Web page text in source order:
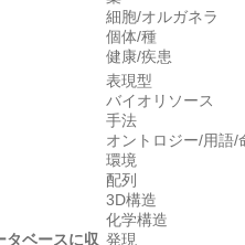
細胞/オルガネラ
個体/種
健康/疾患
タベースに収
表現型
バイオリソース
手法
オントロジー/用語/
環境
配列
3D構造
化学構造
発現